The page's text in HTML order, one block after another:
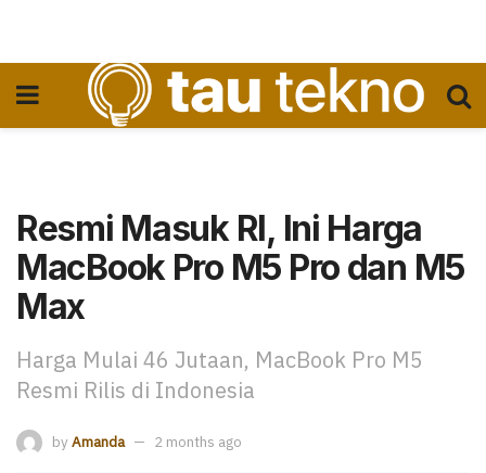
Resmi Masuk RI, Ini Harga
MacBook Pro M5 Pro dan M5
Max
Harga Mulai 46 Jutaan, MacBook Pro M5
Resmi Rilis di Indonesia
by Amanda 2 months ago